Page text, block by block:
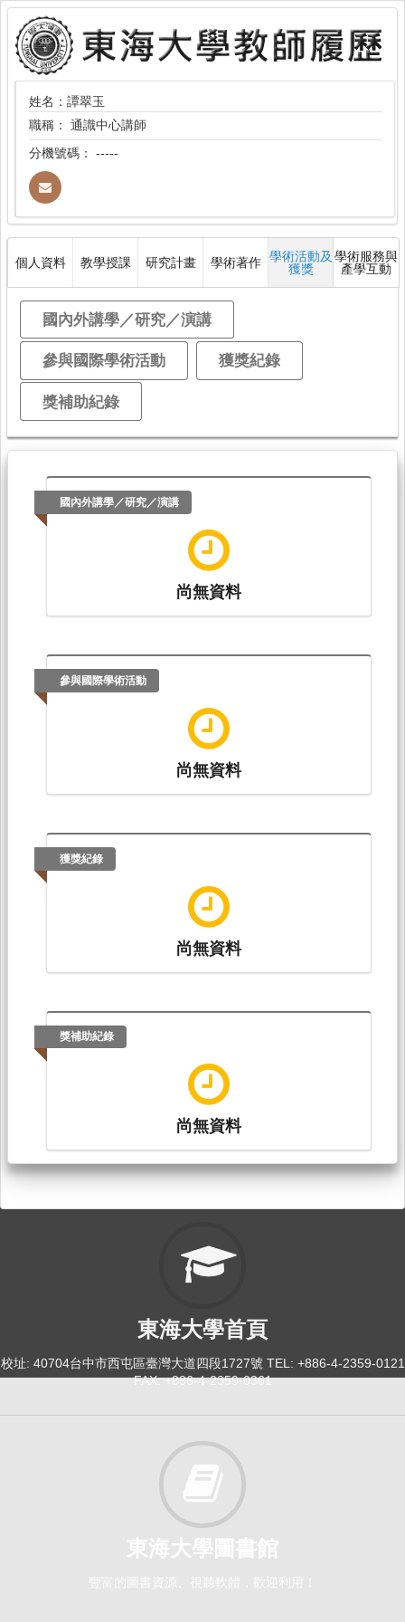
姓名：譚翠玉
職稱： 通識中心講師
分機號碼： -----
個人資料 教學授課 研究計畫 學術著作 學術活動及
獲獎
學術服務與
產學互動
國內外講學／研究／演講
參與國際學術活動 獲獎紀錄
獎補助紀錄
國內外講學／研究／演講
尚無資料
參與國際學術活動
尚無資料
獲獎紀錄
尚無資料
獎補助紀錄
尚無資料
東海大學首頁
校址: 40704台中市西屯區臺灣大道四段1727號 TEL: +886-4-2359-0121
FAX: +886-4-2359-0361
東海大學圖書館
豐富的圖書資源、視聽軟體，歡迎利用！